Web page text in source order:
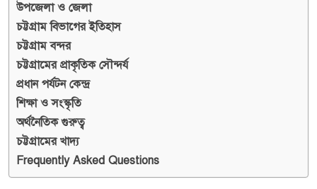
উপজেলা ও জেলা
চট্টগ্রাম বিভাগের ইতিহাস
চট্টগ্রাম বন্দর
চট্টগ্রামের প্রাকৃতিক সৌন্দর্য
প্রধান পর্যটন কেন্দ্র
শিক্ষা ও সংস্কৃতি
অর্থনৈতিক গুরুত্ব
চট্টগ্রামের খাদ্য
Frequently Asked Questions